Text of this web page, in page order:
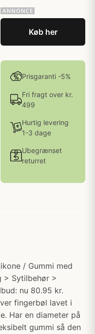
Køb her
Prisgaranti -5%
Fri fragt over kr.
499
Hurtig levering
1-3 dage
Ubegrænset
returret
/ Gummi med
> Sytilbehør >
nu 80.95 kr.
fingerbøl lavet i
Har en diameter på
gummi så den